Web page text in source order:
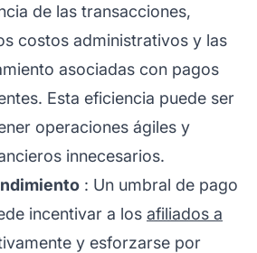
de las transacciones,
costos administrativos y las
asociadas con pagos
Esta eficiencia puede ser
operaciones ágiles y
innecesarios.
: Un umbral de pago
incentivar a los afiliados a
y esforzarse por